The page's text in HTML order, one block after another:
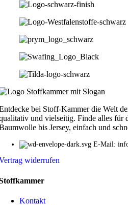
bei Stoff-Kammer die Welt
und vielseitig. Finde alles für
bis Jersey, einfach und
E-Mail:
widerrufen
Kontakt